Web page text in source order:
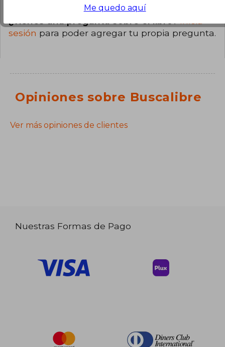
sesión para poder agregar tu propia pregunta.
Opiniones sobre Buscalibre
Ver más opiniones de clientes
Nuestras Formas de Pago
Me quedo aquí